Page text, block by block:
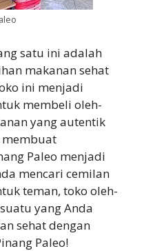
satu ini adalah
makanan sehat
ini menjadi
membeli oleh-
yang autentik
Paleo menjadi
mencari cemilan
teman, toko oleh-
yang Anda
sehat dengan
Paleo!